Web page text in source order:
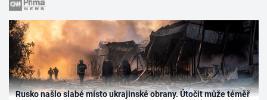
Rusko našlo slabé místo ukrajinské obrany. Útočit může téměř